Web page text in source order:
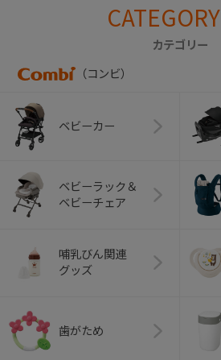
CATEGORY
カテゴリー
（コンビ）
ベビーカー
ベビーラック＆
ベビーチェア
哺乳びん関連
グッズ
歯がため